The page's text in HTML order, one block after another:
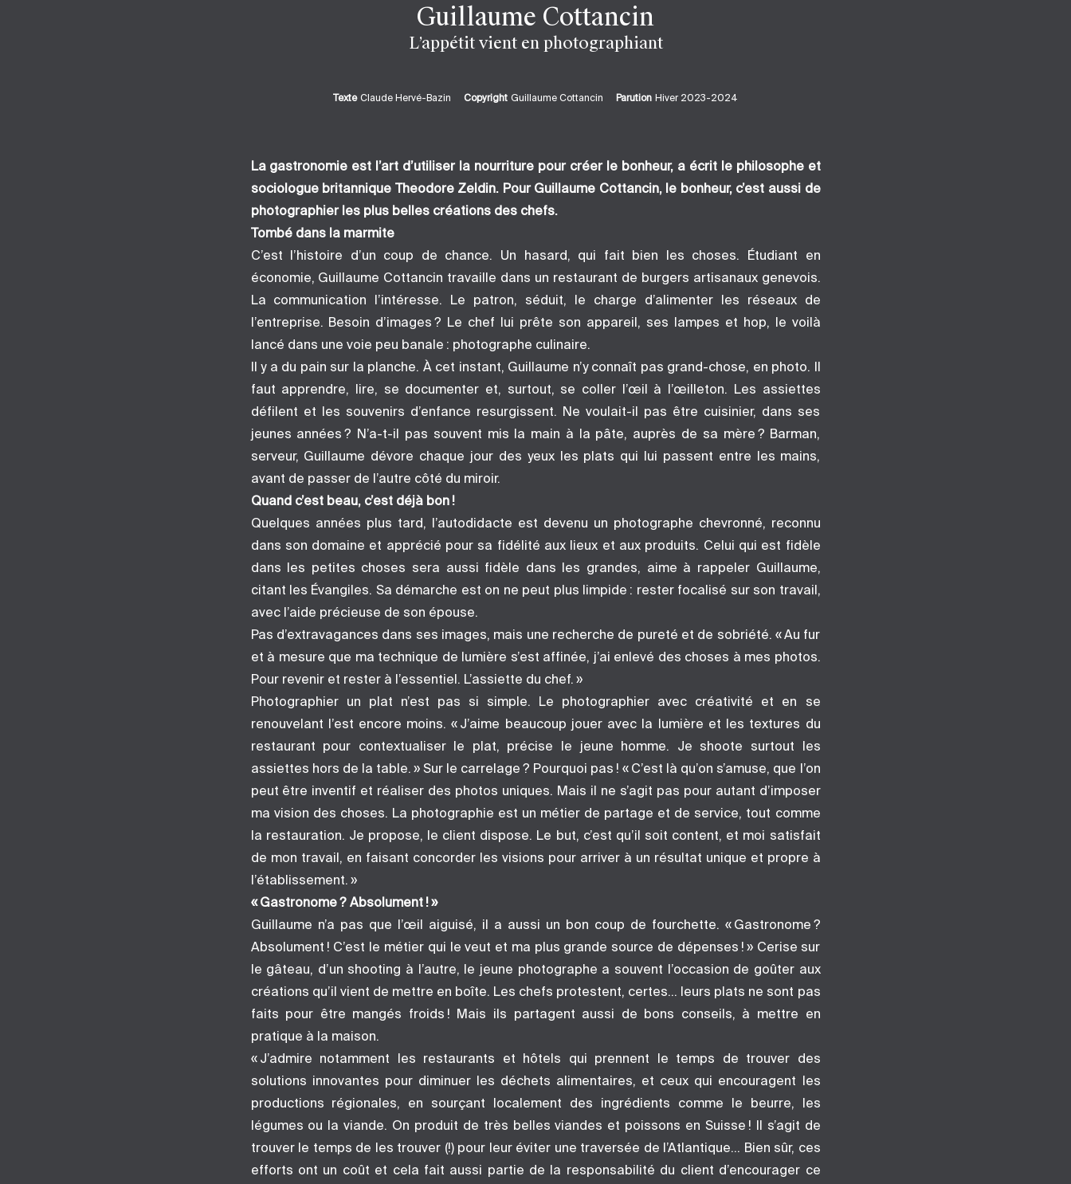
Guillaume Cottancin
L’appétit vient en photographiant
Texte Claude Hervé-Bazin Copyright Guillaume Cottancin Parution Hiver 2023-2024
La gastronomie est l’art d’utiliser la nourriture pour créer le bonheur, a écrit le philosophe et
sociologue britannique Theodore Zeldin. Pour Guillaume Cottancin, le bonheur, c’est aussi de
photographier les plus belles créations des chefs.
Tombé dans la marmite
C’est l’histoire d’un coup de chance. Un hasard, qui fait bien les choses. Étudiant en
économie, Guillaume Cottancin travaille dans un restaurant de burgers artisanaux genevois.
La communication l’intéresse. Le patron, séduit, le charge d’alimenter les réseaux de
l’entreprise. Besoin d’images ? Le chef lui prête son appareil, ses lampes et hop, le voilà
lancé dans une voie peu banale : photographe culinaire.
Il y a du pain sur la planche. À cet instant, Guillaume n’y connaît pas grand-chose, en photo. Il
faut apprendre, lire, se documenter et, surtout, se coller l’œil à l’œilleton. Les assiettes
défilent et les souvenirs d’enfance resurgissent. Ne voulait-il pas être cuisinier, dans ses
jeunes années ? N’a-t-il pas souvent mis la main à la pâte, auprès de sa mère ? Barman,
serveur, Guillaume dévore chaque jour des yeux les plats qui lui passent entre les mains,
avant de passer de l’autre côté du miroir.
Quand c’est beau, c’est déjà bon !
Quelques années plus tard, l’autodidacte est devenu un photographe chevronné, reconnu
dans son domaine et apprécié pour sa fidélité aux lieux et aux produits. Celui qui est fidèle
dans les petites choses sera aussi fidèle dans les grandes, aime à rappeler Guillaume,
citant les Évangiles. Sa démarche est on ne peut plus limpide : rester focalisé sur son travail,
avec l’aide précieuse de son épouse.
Pas d’extravagances dans ses images, mais une recherche de pureté et de sobriété. « Au fur
et à mesure que ma technique de lumière s’est affinée, j’ai enlevé des choses à mes photos.
Pour revenir et rester à l’essentiel. L’assiette du chef. »
Photographier un plat n’est pas si simple. Le photographier avec créativité et en se
renouvelant l’est encore moins. « J’aime beaucoup jouer avec la lumière et les textures du
restaurant pour contextualiser le plat, précise le jeune homme. Je shoote surtout les
assiettes hors de la table. » Sur le carrelage ? Pourquoi pas ! « C’est là qu’on s’amuse, que l’on
peut être inventif et réaliser des photos uniques. Mais il ne s’agit pas pour autant d’imposer
ma vision des choses. La photographie est un métier de partage et de service, tout comme
la restauration. Je propose, le client dispose. Le but, c’est qu’il soit content, et moi satisfait
de mon travail, en faisant concorder les visions pour arriver à un résultat unique et propre à
l’établissement. »
« Gastronome ? Absolument ! »
Guillaume n’a pas que l’œil aiguisé, il a aussi un bon coup de fourchette. « Gastronome ?
Absolument ! C’est le métier qui le veut et ma plus grande source de dépenses ! » Cerise sur
le gâteau, d’un shooting à l’autre, le jeune photographe a souvent l’occasion de goûter aux
créations qu’il vient de mettre en boîte. Les chefs protestent, certes… leurs plats ne sont pas
faits pour être mangés froids ! Mais ils partagent aussi de bons conseils, à mettre en
pratique à la maison.
« J’admire notamment les restaurants et hôtels qui prennent le temps de trouver des
solutions innovantes pour diminuer les déchets alimentaires, et ceux qui encouragent les
productions régionales, en sourçant localement des ingrédients comme le beurre, les
légumes ou la viande. On produit de très belles viandes et poissons en Suisse ! Il s’agit de
trouver le temps de les trouver (!) pour leur éviter une traversée de l’Atlantique… Bien sûr, ces
efforts ont un coût et cela fait aussi partie de la responsabilité du client d’encourager ce